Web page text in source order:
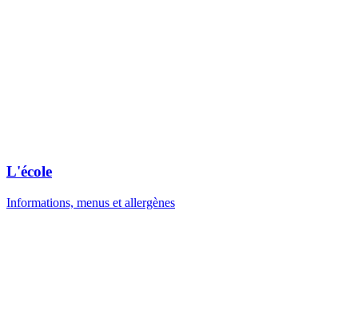
L'école
Informations, menus et allergènes